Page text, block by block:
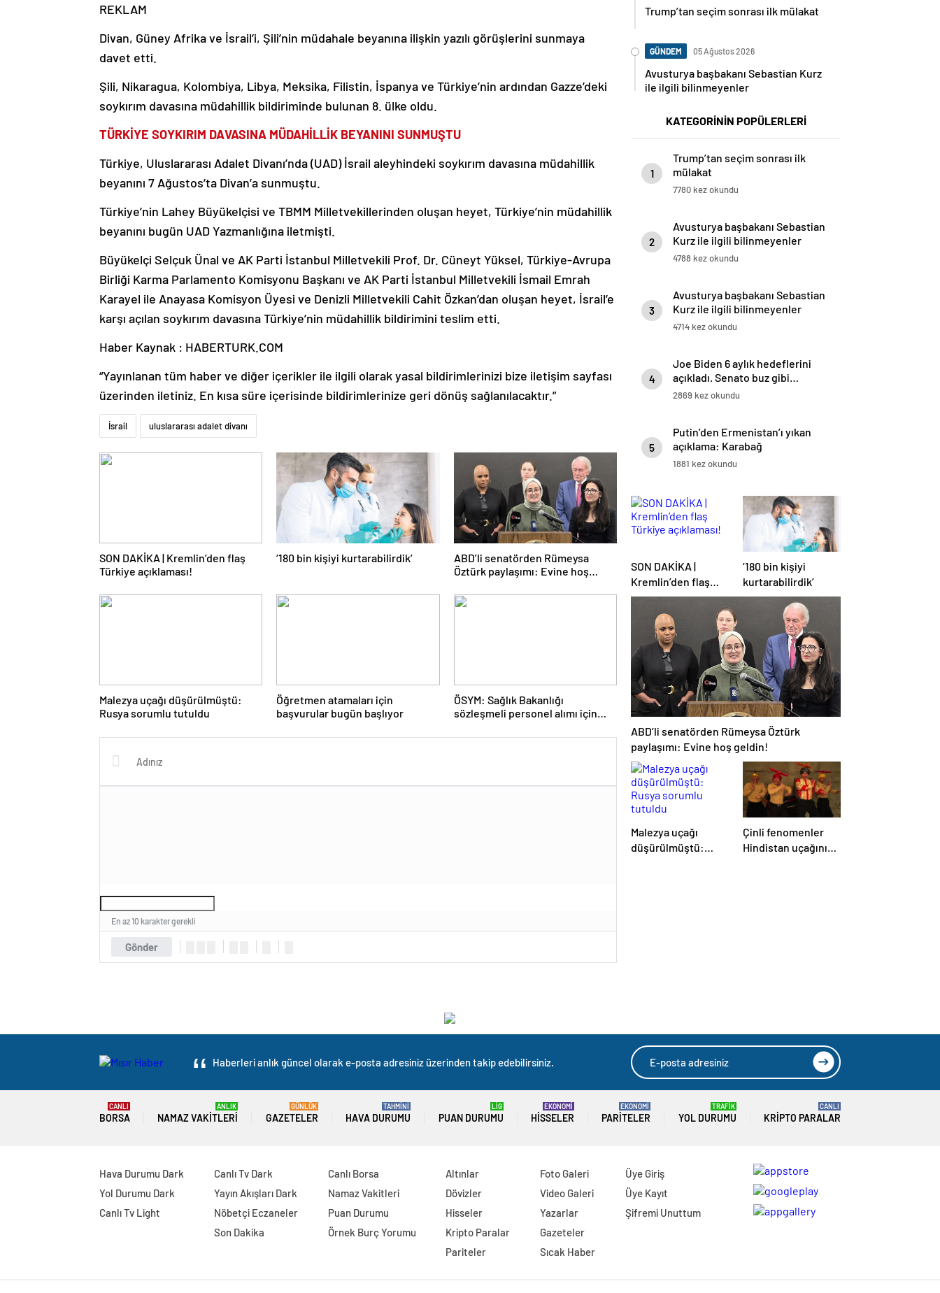
REKLAM
Divan, Güney Afrika ve İsrail’i, Şili’nin müdahale beyanına ilişkin yazılı görüşlerini sunmaya
davet etti.
Şili, Nikaragua, Kolombiya, Libya, Meksika, Filistin, İspanya ve Türkiye’nin ardından Gazze’deki
soykırım davasına müdahillik bildiriminde bulunan 8. ülke oldu.
TÜRKİYE SOYKIRIM DAVASINA MÜDAHİLLİK BEYANINI SUNMUŞTU
Türkiye, Uluslararası Adalet Divanı’nda (UAD) İsrail aleyhindeki soykırım davasına müdahillik
beyanını 7 Ağustos’ta Divan’a sunmuştu.
Türkiye’nin Lahey Büyükelçisi ve TBMM Milletvekillerinden oluşan heyet, Türkiye’nin müdahillik
beyanını bugün UAD Yazmanlığına iletmişti.
Büyükelçi Selçuk Ünal ve AK Parti İstanbul Milletvekili Prof. Dr. Cüneyt Yüksel, Türkiye-Avrupa
Birliği Karma Parlamento Komisyonu Başkanı ve AK Parti İstanbul Milletvekili İsmail Emrah
Karayel ile Anayasa Komisyon Üyesi ve Denizli Milletvekili Cahit Özkan’dan oluşan heyet, İsrail’e
karşı açılan soykırım davasına Türkiye’nin müdahillik bildirimini teslim etti.
Haber Kaynak : HABERTURK.COM
“Yayınlanan tüm haber ve diğer içerikler ile ilgili olarak yasal bildirimlerinizi bize iletişim sayfası
üzerinden iletiniz. En kısa süre içerisinde bildirimlerinize geri dönüş sağlanılacaktır.”
İsrail uluslararası adalet divanı
SON DAKİKA | Kremlin’den flaş
Türkiye açıklaması!
‘180 bin kişiyi kurtarabilirdik’
ABD’li senatörden Rümeysa
Öztürk paylaşımı: Evine hoş
Malezya uçağı düşürülmüştü:
Rusya sorumlu tutuldu
Öğretmen atamaları için
başvurular bugün başlıyor
ÖSYM: Sağlık Bakanlığı
sözleşmeli personel alımı için
Gönder
En az 10 karakter gerekli
Trump’tan seçim sonrası ilk mülakat
GÜNDEM 05 Ağustos 2026
Avusturya başbakanı Sebastian Kurz
ile ilgili bilinmeyenler
KATEGORİNİN POPÜLERLERİ
1
Trump’tan seçim sonrası ilk
mülakat
7780 kez okundu
2
Avusturya başbakanı Sebastian
Kurz ile ilgili bilinmeyenler
4788 kez okundu
3
Avusturya başbakanı Sebastian
Kurz ile ilgili bilinmeyenler
4714 kez okundu
4
Joe Biden 6 aylık hedeflerini
açıkladı. Senato buz gibi…
2869 kez okundu
5
Putin’den Ermenistan’ı yıkan
açıklama: Karabağ
Azerbaycan’ın ayrılmaz bir
1881 kez okundu
SON DAKİKA |
Kremlin’den flaş
Türkiye açıklaması!
‘180 bin kişiyi
kurtarabilirdik’
ABD’li senatörden Rümeysa Öztürk
paylaşımı: Evine hoş geldin!
Malezya uçağı
düşürülmüştü:
Çinli fenomenler
Hindistan uçağının
Haberleri anlık güncel olarak e-posta adresiniz üzerinden takip edebilirsiniz.
BORSA
CANLI
NAMAZ VAKITLERI
ANLIK
GAZETELER
GÜNLÜK
HAVA DURUMU
TAHMİNİ
PUAN DURUMU
LİG
HISSELER
EKONOMİ
PARITELER
EKONOMİ
YOL DURUMU
TRAFİK
KRIPTO PARALAR
CANLI
Hava Durumu Dark
Yol Durumu Dark
Canlı Tv Light
Canlı Tv Dark
Yayın Akışları Dark
Nöbetçi Eczaneler
Son Dakika
Canlı Borsa
Namaz Vakitleri
Puan Durumu
Örnek Burç Yorumu
Altınlar
Dövizler
Hisseler
Kripto Paralar
Pariteler
Foto Galeri
Video Galeri
Yazarlar
Gazeteler
Sıcak Haber
Üye Giriş
Üye Kayıt
Şifremi Unuttum